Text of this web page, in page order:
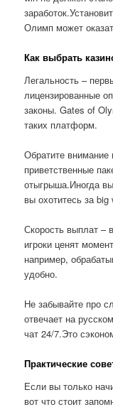
Олимп может
Как выбрать
Легальность –
лицензированные
законы. Gates of
таких платформ.
Обратите внимание
приветственные
отыгрыша.Иногда
вы охотитесь за big
Скорость выплат –
игроки ценят
например,
удобно.
Не забывайте про
отвечает на
чат 24/7.Это
Практические
Если вы только
вот что стоит